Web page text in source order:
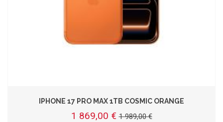
IPHONE 17 PRO MAX 1TB COSMIC ORANGE
1 869,00 € 1 989,00 €